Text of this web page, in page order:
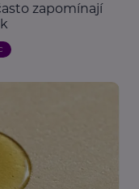
zapomínají